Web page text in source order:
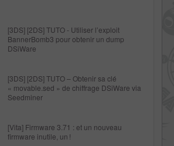
[3DS] [2DS] TUTO - Utiliser l’exploit
BannerBomb3 pour obtenir un dump
DSiWare
[3DS] [2DS] TUTO – Obtenir sa clé
« movable.sed » de chiffrage DSiWare via
Seedminer
[Vita] Firmware 3.71 : et un nouveau
firmware inutile, un !